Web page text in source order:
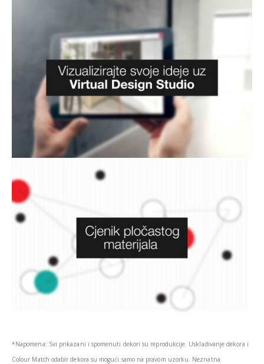
*Napomena: Svi prikazani i spomenuti dekori su reprodukcije. Usklađivanje dekora i
Colour Match odabir dekora su mogući samo na pravom uzorku. Neznatna